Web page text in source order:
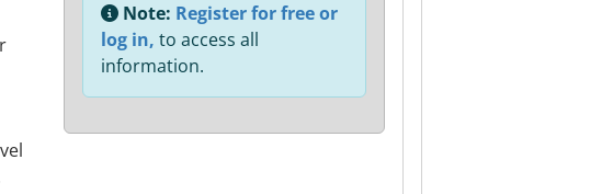
Note: Register for free or
log in, to access all
information.